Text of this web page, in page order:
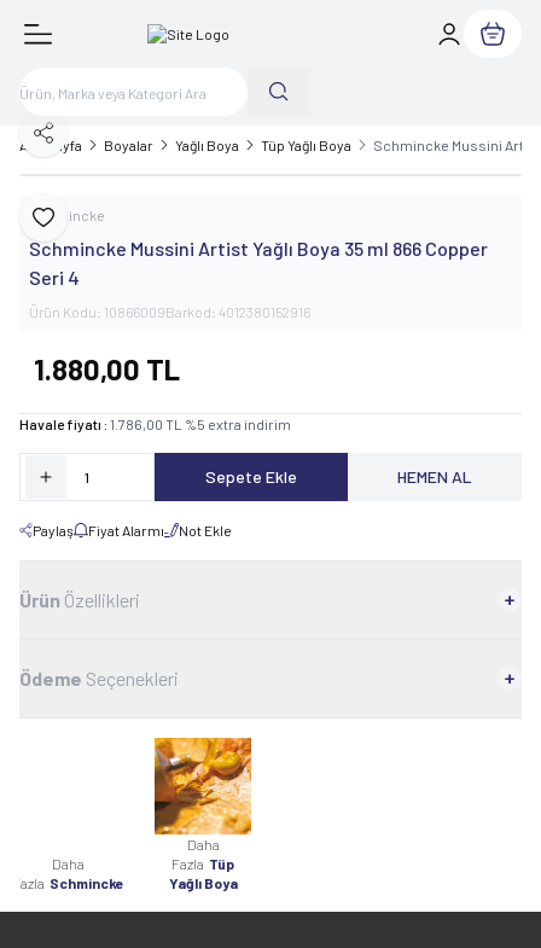
Sepetim
Ana Sayfa Boyalar Yağlı Boya Tüp Yağlı Boya Schmincke Mussini Artist
Favoriye Ekle
Paylaş
Schmincke
Schmincke Mussini Artist Yağlı Boya 35 ml 866 Copper
Seri 4
Ürün Kodu: 10866009Barkod: 4012380152916
1.880,00 TL
Havale fiyatı : 1.786,00 TL %5 extra indirim
Sepete Ekle HEMEN AL
Paylaş Fiyat Alarmı Not Ekle
Ürün Özellikleri
Ödeme Seçenekleri
Daha
Fazla Schmincke
Daha
Fazla Tüp
Yağlı Boya